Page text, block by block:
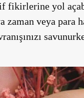
fikirlerine yol
veya para